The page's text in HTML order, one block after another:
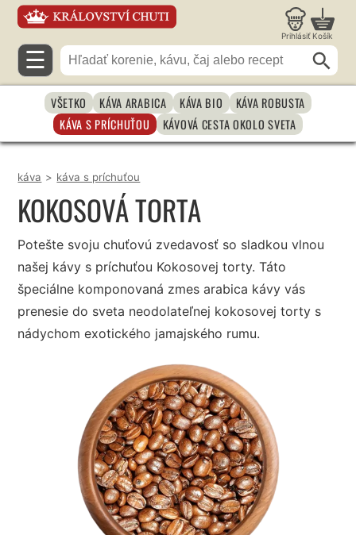
Prihlásiť Košík
☰
VŠETKO KÁVA ARABICA KÁVA BIO
KÁVA ROBUSTA
KÁVA S PRÍCHUŤOU
KÁVOVÁ CESTA OKOLO SVETA
káva > káva s príchuťou
KOKOSOVÁ TORTA
Potešte svoju chuťovú zvedavosť so sladkou vlnou
našej kávy s príchuťou Kokosovej torty. Táto
špeciálne komponovaná zmes arabica kávy vás
prenesie do sveta neodolateľnej kokosovej torty s
nádychom exotického jamajského rumu.